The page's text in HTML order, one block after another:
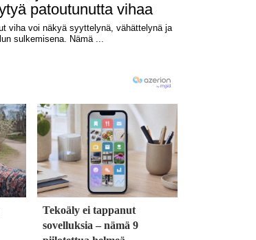
Tekoäly ei tappanut
sovelluksia – nämä 9